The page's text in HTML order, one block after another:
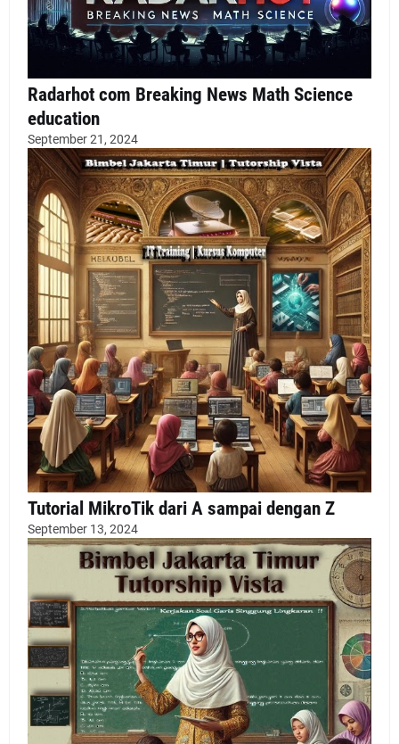
Radarhot com Breaking News Math Science
education
September 21, 2024
Tutorial MikroTik dari A sampai dengan Z
September 13, 2024